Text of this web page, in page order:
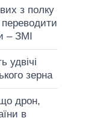
з полку
– ЗМІ
удвічі
зерна
дрон,
в